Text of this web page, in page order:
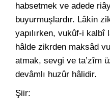
habsetmek ve adede
buyurmuşlardır. Lâkin
yapılırken, vukûf-i kalbî
hâlde zikrden maksâd
atmak, sevgi ve ta’zîm
devâmlı huzûr hâlidir.
Şiir: